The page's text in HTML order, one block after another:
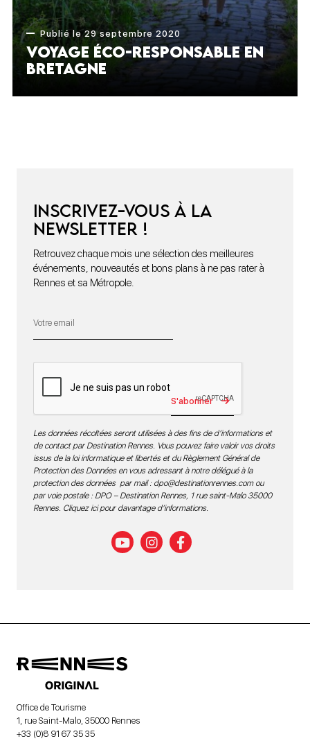
Publié le 29 septembre 2020
Voyage éco-responsable en
Bretagne
Inscrivez-vous à la
newsletter !
Retrouvez chaque mois une sélection des meilleures
événements, nouveautés et bons plans à ne pas rater à
Rennes et sa Métropole.
S'abonner
Les données récoltées seront utilisées à des fins de d’informations et
de contact par Destination Rennes. Vous pouvez faire valoir vos droits
issus de la loi informatique et libertés et du Règlement Général de
Protection des Données en vous adressant à notre délégué à la
protection des données par mail : dpo@destinationrennes.comou
par voie postale : DPO – Destination Rennes, 1 rue saint-Malo 35000
Rennes. Cliquez ici pour davantage d’informations.
Office de Tourisme
1, rue Saint-Malo, 35000 Rennes
+33 (0)8 91 67 35 35